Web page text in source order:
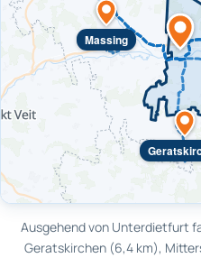
Massing
Ausgehend von Unterdietfurt
Geratskirchen (6,4 km),